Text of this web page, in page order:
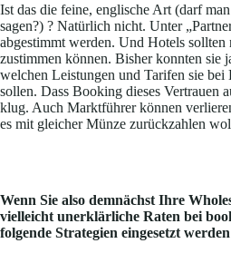
Ist das die feine, englische Art (darf
sagen?) ? Natürlich nicht. Unter
abgestimmt werden. Und Hotels
zustimmen können. Bisher konnten sie
welchen Leistungen und Tarifen sie
sollen. Dass Booking dieses Vertrauen
klug. Auch Marktführer können
es mit gleicher Münze zurückzahlen
Wenn Sie also demnächst Ihre
vielleicht unerklärliche Raten bei
folgende Strategien eingesetzt